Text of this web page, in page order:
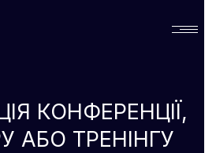
КОНФЕРЕНЦІЇ,
АБО ТРЕНІНГУ
English